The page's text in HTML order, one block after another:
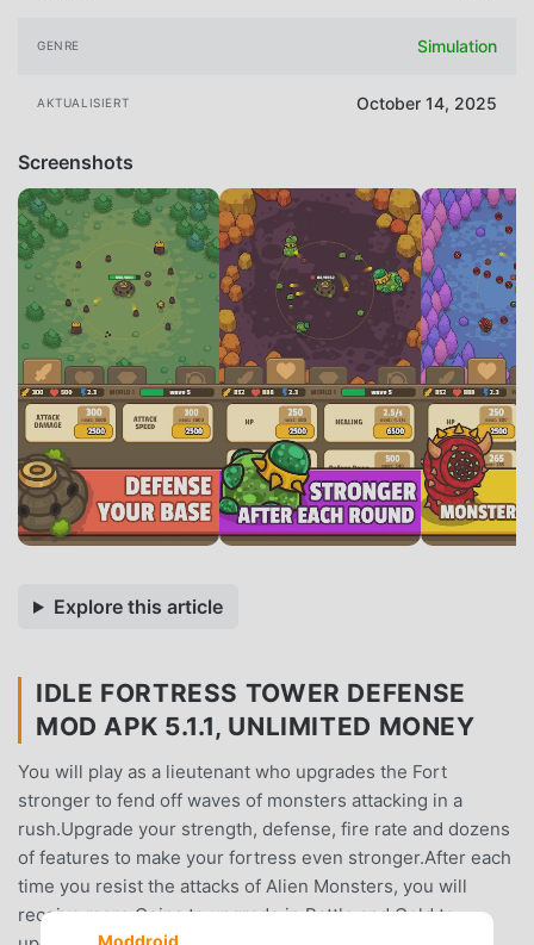
GENRE Simulation
AKTUALISIERT October 14, 2025
Screenshots
Explore this article
IDLE FORTRESS TOWER DEFENSE
MOD APK 5.1.1, UNLIMITED MONEY
You will play as a lieutenant who upgrades the Fort
stronger to fend off waves of monsters attacking in a
rush.Upgrade your strength, defense, fire rate and dozens
of features to make your fortress even stronger.After each
time you resist the attacks of Alien Monsters, you will
receive more Coins to upgrade in Battle and Gold to
Moddroid